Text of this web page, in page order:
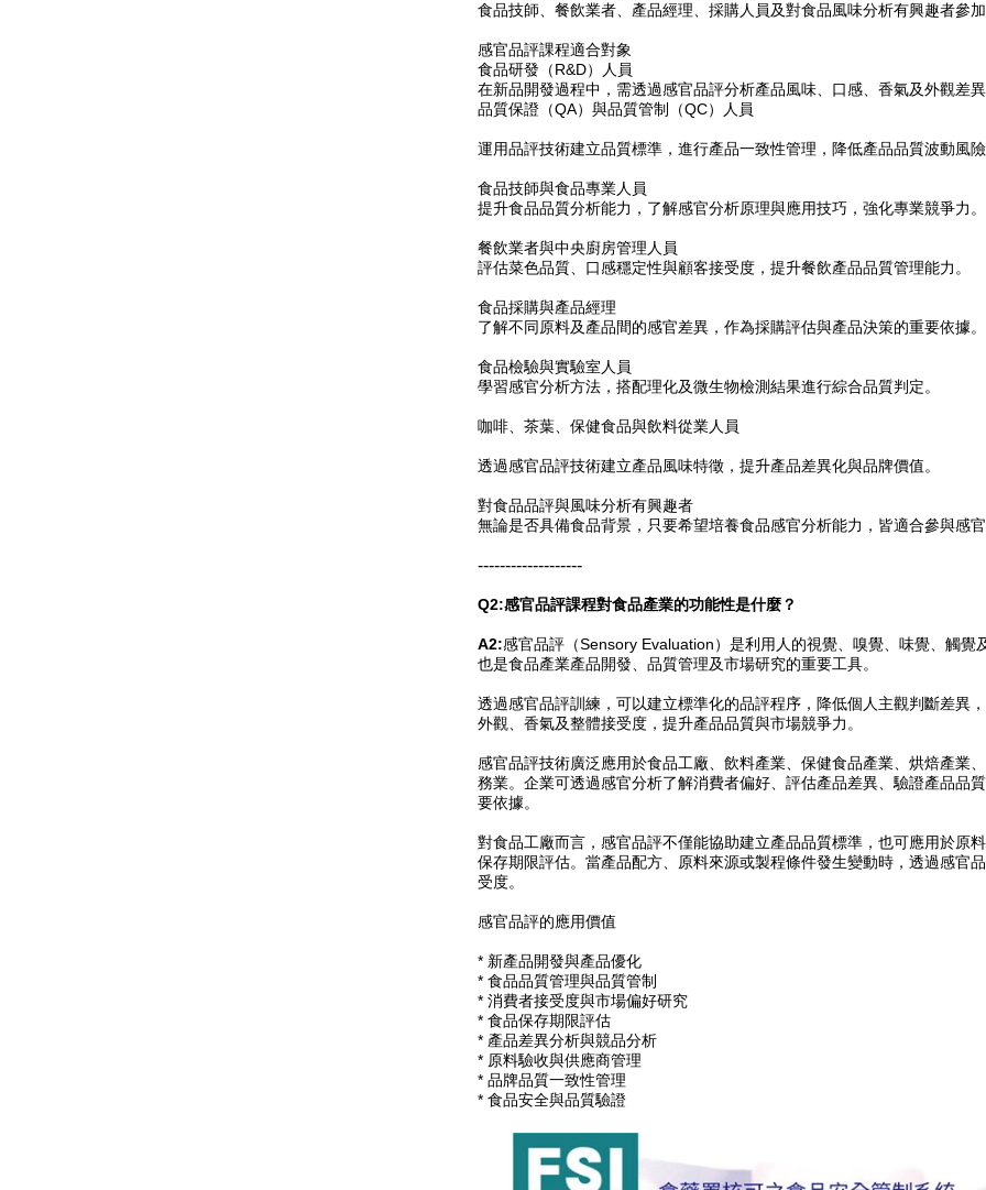
食品技師、餐飲業者、產品經理、採購人員及對食品風味分析有興趣者參
感官品評課程適合對象
食品研發（R&D）人員
在新品開發過程中，需透過感官品評分析產品風味、口感、香氣及外觀差
品質保證（QA）與品質管制（QC）人員
運用品評技術建立品質標準，進行產品一致性管理，降低產品品質波動風
食品技師與食品專業人員
提升食品品質分析能力，了解感官分析原理與應用技巧，強化專業競爭力。
餐飲業者與中央廚房管理人員
評估菜色品質、口感穩定性與顧客接受度，提升餐飲產品品質管理能力。
食品採購與產品經理
了解不同原料及產品間的感官差異，作為採購評估與產品決策的重要依據。
食品檢驗與實驗室人員
學習感官分析方法，搭配理化及微生物檢測結果進行綜合品質判定。
咖啡、茶葉、保健食品與飲料從業人員
透過感官品評技術建立產品風味特徵，提升產品差異化與品牌價值。
對食品品評與風味分析有興趣者
無論是否具備食品背景，只要希望培養食品感官分析能力，皆適合參與感
-------------------
Q2:感官品評課程對食品產業的功能性是什麼？
A2:感官品評（Sensory Evaluation）是利用人的視覺、嗅覺、味覺、觸覺
也是食品產業產品開發、品質管理及市場研究的重要工具。
透過感官品評訓練，可以建立標準化的品評程序，降低個人主觀判斷差異
外觀、香氣及整體接受度，提升產品品質與市場競爭力。
感官品評技術廣泛應用於食品工廠、飲料產業、保健食品產業、烘焙產業
務業。企業可透過感官分析了解消費者偏好、評估產品差異、驗證產品品
要依據。
對食品工廠而言，感官品評不僅能協助建立產品品質標準，也可應用於原
保存期限評估。當產品配方、原料來源或製程條件發生變動時，透過感官
受度。
感官品評的應用價值
* 新產品開發與產品優化
* 食品品質管理與品質管制
* 消費者接受度與市場偏好研究
* 食品保存期限評估
* 產品差異分析與競品分析
* 原料驗收與供應商管理
* 品牌品質一致性管理
* 食品安全與品質驗證